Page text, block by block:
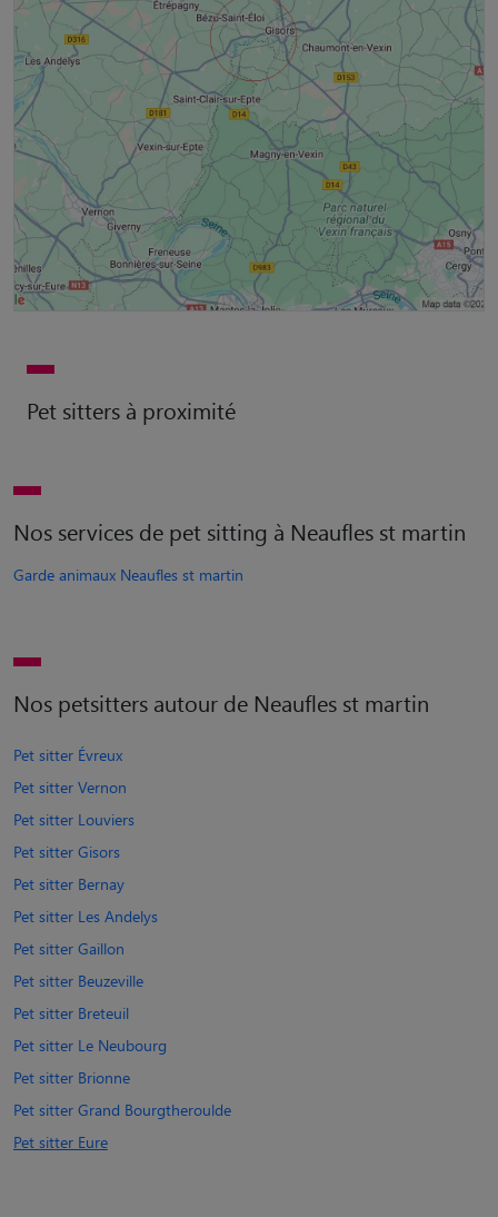
Pet sitters à proximité
Nos services de pet sitting à Neaufles st martin
Garde animaux Neaufles st martin
Nos petsitters autour de Neaufles st martin
Pet sitter Évreux
Pet sitter Vernon
Pet sitter Louviers
Pet sitter Gisors
Pet sitter Bernay
Pet sitter Les Andelys
Pet sitter Gaillon
Pet sitter Beuzeville
Pet sitter Breteuil
Pet sitter Le Neubourg
Pet sitter Brionne
Pet sitter Grand Bourgtheroulde
Pet sitter Eure